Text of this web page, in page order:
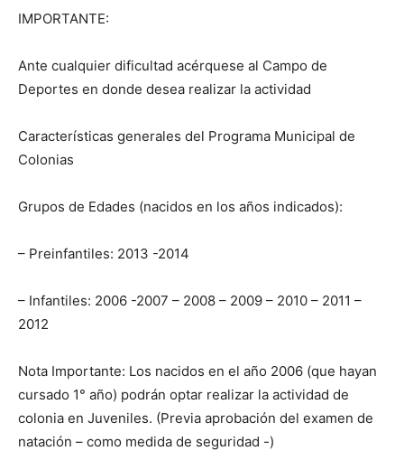
IMPORTANTE:
Ante cualquier dificultad acérquese al Campo de
Deportes en donde desea realizar la actividad
Características generales del Programa Municipal de
Colonias
Grupos de Edades (nacidos en los años indicados):
– Preinfantiles: 2013 -2014
– Infantiles: 2006 -2007 – 2008 – 2009 – 2010 – 2011 –
2012
Nota Importante: Los nacidos en el año 2006 (que hayan
cursado 1° año) podrán optar realizar la actividad de
colonia en Juveniles. (Previa aprobación del examen de
natación – como medida de seguridad -)